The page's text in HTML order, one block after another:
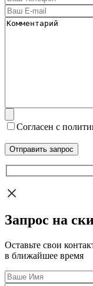
Согласен с
Запрос на
Оставьте свои
в ближайшее время